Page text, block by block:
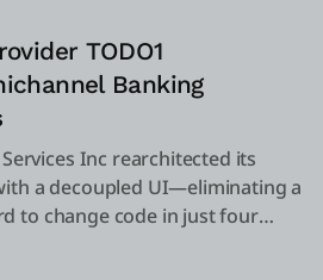
TODO1
Banking
Inc rearchitected its
a decoupled UI—eliminating a
to change code in just four